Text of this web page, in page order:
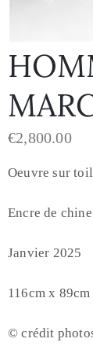
€2,800.00
Oeuvre sur
Encre de chine
Janvier 2025
116cm x 89cm
© crédit